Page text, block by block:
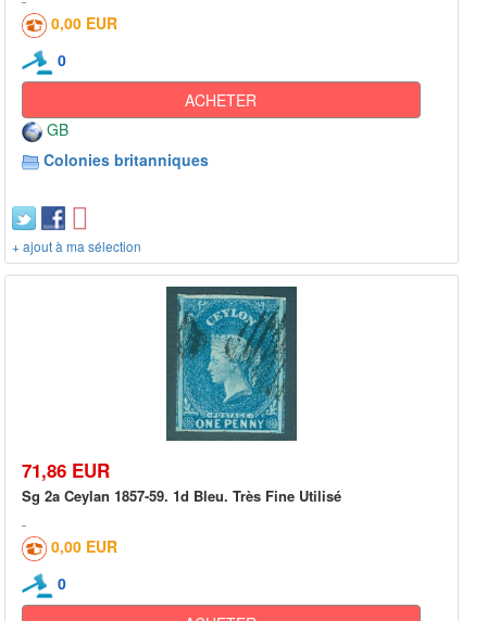
0,00 EUR
0
ACHETER
GB
Colonies britanniques
+ ajout à ma sélection
71,86 EUR
Sg 2a Ceylan 1857-59. 1d Bleu. Très Fine Utilisé
0,00 EUR
0